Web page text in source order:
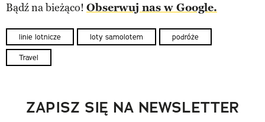
Bądź na bieżąco! Obserwuj nas w Google.
linie lotnicze loty samolotem podróże
Travel
ZAPISZ SIĘ NA NEWSLETTER